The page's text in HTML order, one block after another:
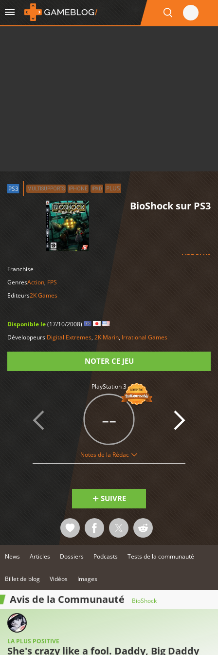
PS3 MULTISUPPORTS IPHONE IPAD PLUS
BioShock sur PS3
LIRE PLUS
Franchise
GenresAction, FPS
Editeurs2K Games
Disponible le(17/10/2008)
Développeurs Digital Extremes, 2K Marin, Irrational Games
NOTER CE JEU
PlayStation 3
--
Notes de la Rédac
SUIVRE
News Articles Dossiers Podcasts Tests de la communauté
Billet de blog Vidéos Images
Avis de la Communauté BioShock
LA PLUS POSITIVE
She's crazy like a fool. Daddy, Big Daddy